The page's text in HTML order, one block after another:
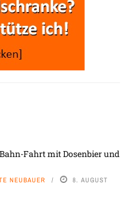
Fahrt mit Dosenbier und
NEUBAUER 8. AUGUST